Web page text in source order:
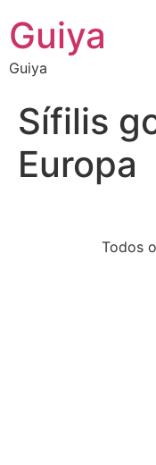
Guiya
Guiya
Sífilis
Europa
Todos